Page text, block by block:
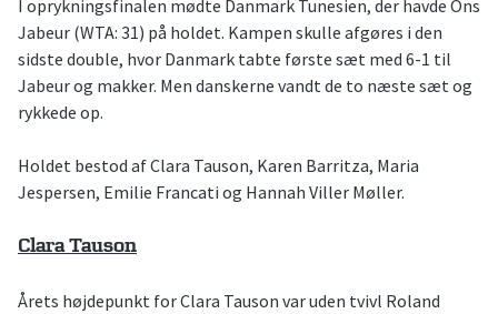
I oprykningsfinalen mødte Danmark Tunesien, der havde Ons
Jabeur (WTA: 31) på holdet. Kampen skulle afgøres i den
sidste double, hvor Danmark tabte første sæt med 6-1 til
Jabeur og makker. Men danskerne vandt de to næste sæt og
rykkede op.
Holdet bestod af Clara Tauson, Karen Barritza, Maria
Jespersen, Emilie Francati og Hannah Viller Møller.
Clara Tauson
Årets højdepunkt for Clara Tauson var uden tvivl Roland